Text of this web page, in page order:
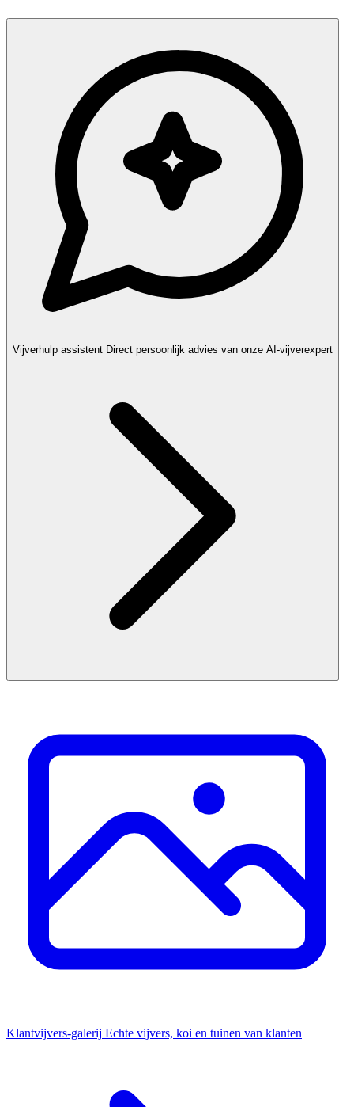
Vijverhulp assistent Direct persoonlijk advies van onze AI-vijverexpert
Klantvijvers-galerij Echte vijvers, koi en tuinen van klanten